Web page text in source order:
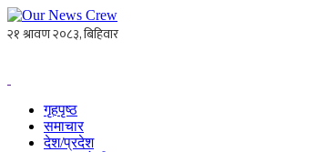
गृहपृष्ठ
समाचार
देश/प्रदेश